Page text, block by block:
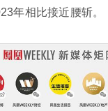
年相比接近腰斩。